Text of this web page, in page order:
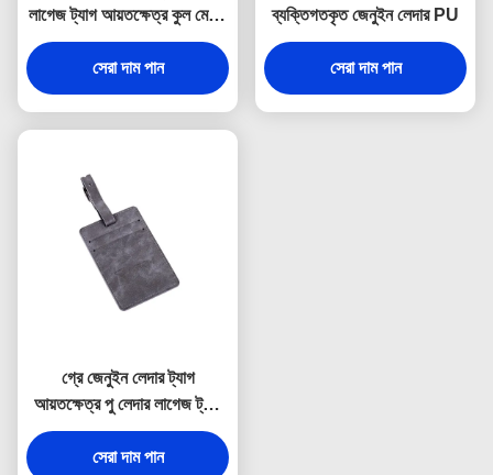
লাগেজ ট্যাগ আয়তক্ষেত্র কুল মেটাল
লাগেজ ট্যাগ
সেরা দাম পান
ব্যক্তিগতকৃত জেনুইন লেদার PU
সেরা দাম পান
গ্রে জেনুইন লেদার ট্যাগ
আয়তক্ষেত্র পু লেদার লাগেজ ট্যাগ
স্যুভেনির উপহার
সেরা দাম পান